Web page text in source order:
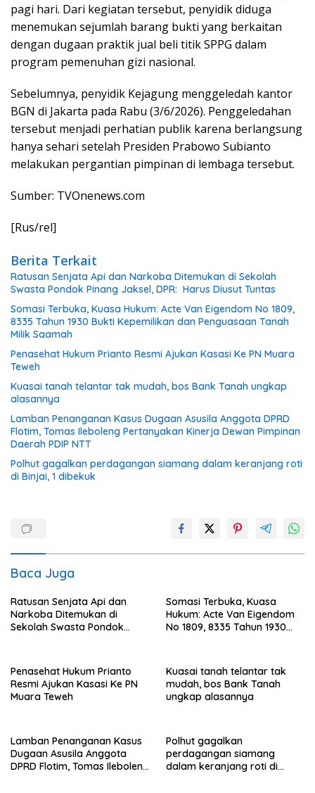
pagi hari. Dari kegiatan tersebut, penyidik diduga
menemukan sejumlah barang bukti yang berkaitan
dengan dugaan praktik jual beli titik SPPG dalam
program pemenuhan gizi nasional.
Sebelumnya, penyidik Kejagung menggeledah kantor
BGN di Jakarta pada Rabu (3/6/2026). Penggeledahan
tersebut menjadi perhatian publik karena berlangsung
hanya sehari setelah Presiden Prabowo Subianto
melakukan pergantian pimpinan di lembaga tersebut.
Sumber: TVOnenews.com
[Rus/rel]
Berita Terkait
Ratusan Senjata Api dan Narkoba Ditemukan di Sekolah
Swasta Pondok Pinang Jaksel, DPR: Harus Diusut Tuntas
Somasi Terbuka, Kuasa Hukum: Acte Van Eigendom No 1809,
8335 Tahun 1930 Bukti Kepemilikan dan Penguasaan Tanah
Milik Saamah
Penasehat Hukum Prianto Resmi Ajukan Kasasi Ke PN Muara
Teweh
Kuasai tanah telantar tak mudah, bos Bank Tanah ungkap
alasannya
Lamban Penanganan Kasus Dugaan Asusila Anggota DPRD
Flotim, Tomas Ileboleng Pertanyakan Kinerja Dewan Pimpinan
Daerah PDIP NTT
Polhut gagalkan perdagangan siamang dalam keranjang roti
di Binjai, 1 dibekuk
Baca Juga
Ratusan Senjata Api dan
Narkoba Ditemukan di
Sekolah Swasta Pondok
Somasi Terbuka, Kuasa
Hukum: Acte Van Eigendom
No 1809, 8335 Tahun 1930
Saamah
Penasehat Hukum Prianto
Resmi Ajukan Kasasi Ke PN
Muara Teweh
Kuasai tanah telantar tak
mudah, bos Bank Tanah
ungkap alasannya
Lamban Penanganan Kasus
Dugaan Asusila Anggota
DPRD Flotim, Tomas Ileboleng
Polhut gagalkan
perdagangan siamang
dalam keranjang roti di